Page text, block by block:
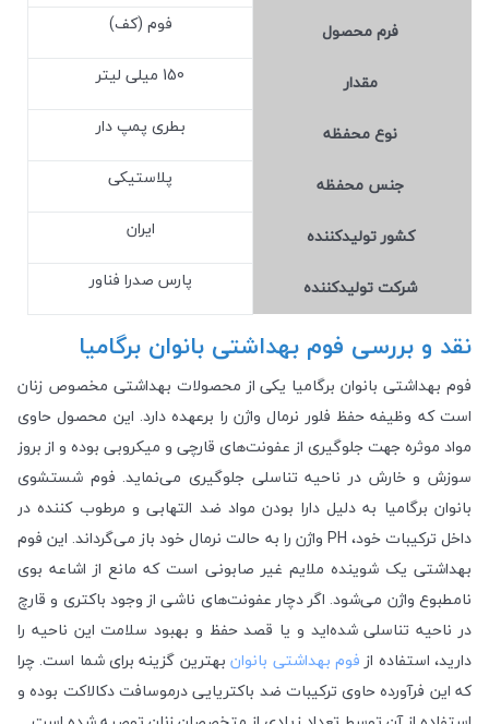
فرم محصول فوم (کف)
مقدار 150 میلی لیتر
نوع محفظه بطری پمپ دار
جنس محفظه پلاستیکی
کشور تولید‎کننده ایران
شرکت تولید‎کننده پارس صدرا فناور
نقد و بررسی فوم بهداشتی بانوان برگامیا
فوم بهداشتی بانوان برگامیا یکی از محصولات بهداشتی مخصوص زنان
است که وظیفه حفظ فلور نرمال واژن را برعهده دارد. این محصول حاوی
مواد موثره جهت جلوگیری از عفونت‌های قارچی و میکروبی بوده و از بروز
سوزش و خارش در ناحیه تناسلی جلوگیری می‌نماید. فوم شستشوی
بانوان برگامیا به دلیل دارا بودن مواد ضد التهابی و مرطوب کننده در
داخل ترکیبات خود، PH واژن را به حالت نرمال خود باز می‌گرداند. این فوم
بهداشتی یک شوینده ملایم غیر صابونی است که مانع از اشاعه بوی
نامطبوع واژن می‌شود. اگر دچار عفونت‌های ناشی از وجود باکتری و قارچ
در ناحیه تناسلی شده‌اید و یا قصد حفظ و بهبود سلامت این ناحیه را
دارید، استفاده ازفوم بهداشتی بانوانبهترین گزینه برای شما است. چرا
که این فرآورده حاوی ترکیبات ضد باکتریایی درموسافت دکالاکت بوده و